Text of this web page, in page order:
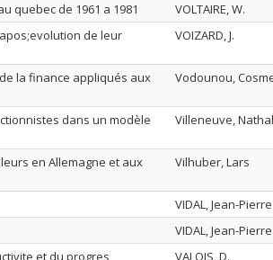
quebec de 1961 a 1981
VOLTAIRE, W.
de leur
VOIZARD, J.
la finance appliqués aux
Vodounou,
dans un modèle
Villeneuve,
en Allemagne et aux
Vilhuber, Lars
VIDAL, Jean-Pierre
VIDAL, Jean-Pierre
et du progres
VALOIS, D.